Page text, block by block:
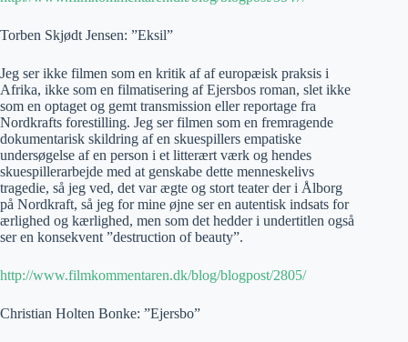
Torben Skjødt Jensen: ”Eksil”
Jeg ser ikke filmen som en kritik af af europæisk praksis i
Afrika, ikke som en filmatisering af Ejersbos roman, slet ikke
som en optaget og gemt transmission eller reportage fra
Nordkrafts forestilling. Jeg ser filmen som en fremragende
dokumentarisk skildring af en skuespillers empatiske
undersøgelse af en person i et litterært værk og hendes
skuespillerarbejde med at genskabe dette menneskelivs
tragedie, så jeg ved, det var ægte og stort teater der i Ålborg
på Nordkraft, så jeg for mine øjne ser en autentisk indsats for
ærlighed og kærlighed, men som det hedder i undertitlen også
ser en konsekvent ”destruction of beauty”.
http://www.filmkommentaren.dk/blog/blogpost/2805/
Christian Holten Bonke: ”Ejersbo”